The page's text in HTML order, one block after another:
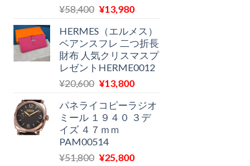
¥58,400 元
価
格
は
¥58,400
で
た。
¥13,980現
の
価
格
は
¥13,980
す。
HERMES（エルメス）
ベアンスフレ 二つ折長
財布 人気クリスマスプ
レゼントHERME0012
¥20,600 元
価
格
は
¥20,600
で
¥13,800現
の
価
¥13,800
パネライコピーラジオ
ミール １９４０ ３デ
イズ ４７ｍｍ
PAM00514
¥51,800 元
¥25,800現